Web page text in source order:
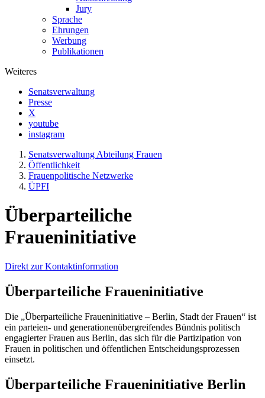
Jury
Sprache
Ehrungen
Werbung
Publikationen
Weiteres
Senatsverwaltung
Presse
X
youtube
instagram
Senats­verwaltung Abteilung Frauen
Öffentlichkeit
Frauen­politische Netzwerke
ÜPFI
Überparteiliche
Fraueninitiative
Direkt zur Kontaktinformation
Überparteiliche Fraueninitiative
Die „Überparteiliche Fraueninitiative – Berlin, Stadt der Frauen“ ist
ein parteien- und generationenübergreifendes Bündnis politisch
engagierter Frauen aus Berlin, das sich für die Partizipation von
Frauen in politischen und öffentlichen Entscheidungsprozessen
einsetzt.
Überparteiliche Fraueninitiative Berlin